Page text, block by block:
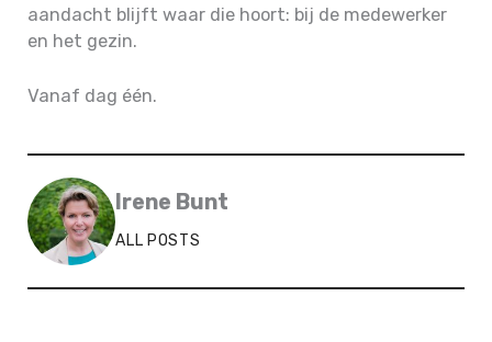
aandacht blijft waar die hoort: bij de medewerker
en het gezin.
Vanaf dag één.
Irene Bunt
ALL POSTS